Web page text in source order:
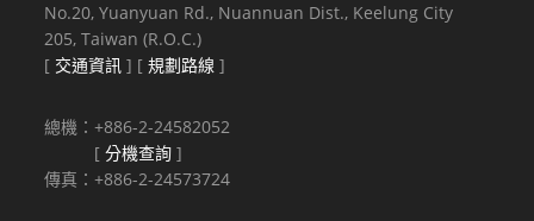
No.20, Yuanyuan Rd., Nuannuan Dist., Keelung City
205, Taiwan (R.O.C.)
[ 交通資訊 ] [規劃路線 ]
總機：+886-2-24582052
[分機查詢 ]
傳真：+886-2-24573724